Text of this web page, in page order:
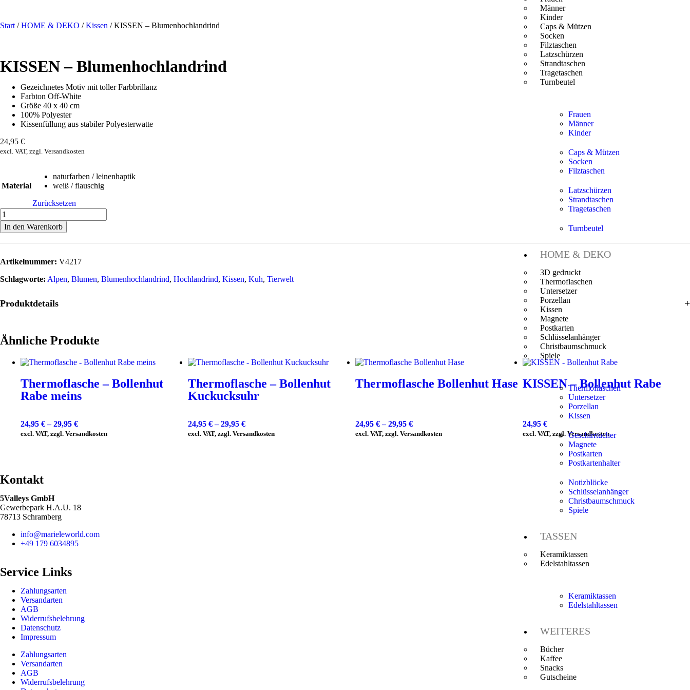
Männer
Kinder
Caps & Mützen
Socken
Filztaschen
Latzschürzen
Strandtaschen
Tragetaschen
Turnbeutel
Frauen
Männer
Kinder
Caps & Mützen
Socken
Filztaschen
Latzschürzen
Strandtaschen
Tragetaschen
Turnbeutel
HOME & DEKO
3D gedruckt
Thermoflaschen
Untersetzer
Porzellan
Kissen
Magnete
Postkarten
Schlüsselanhänger
Christbaumschmuck
Spiele
Thermoflaschen
Untersetzer
Porzellan
Kissen
Geschirrtücher
Magnete
Postkarten
Postkartenhalter
Notizblöcke
Schlüsselanhänger
Christbaumschmuck
Spiele
TASSEN
Keramiktassen
Edelstahltassen
Keramiktassen
Edelstahltassen
WEITERES
Bücher
Kaffee
Snacks
Gutscheine
Start /HOME & DEKO /Kissen / KISSEN – Blumenhochlandrind
KISSEN – Blumenhochlandrind
Gezeichnetes Motiv mit toller Farbbrillanz
Farbton Off-White
Größe 40 x 40 cm
100% Polyester
Kissenfüllung aus stabiler Polyesterwatte
24,95 €
excl. VAT, zzgl. Versandkosten
Material
naturfarben / leinenhaptik
weiß / flauschig
Zurücksetzen
In den Warenkorb
Artikelnummer: V4217
Schlagworte: Alpen, Blumen, Blumenhochlandrind, Hochlandrind, Kissen, Kuh, Tierwelt
Produktdetails
Ähnliche Produkte
Thermoflasche – Bollenhut
Rabe meins
24,95 €–29,95 €
excl. VAT, zzgl. Versandkosten
Thermoflasche – Bollenhut
Kuckucksuhr
24,95 €–29,95 €
excl. VAT, zzgl. Versandkosten
Thermoflasche Bollenhut Hase
24,95 €–29,95 €
excl. VAT, zzgl. Versandkosten
KISSEN – Bollenhut Rabe
24,95 €
excl. VAT, zzgl. Versandkosten
Kontakt
5Valleys GmbH
Gewerbepark H.A.U. 18
78713 Schramberg
info@marieleworld.com
+49 179 6034895
Service Links
Zahlungsarten
Versandarten
AGB
Widerrufsbelehrung
Datenschutz
Impressum
Zahlungsarten
Versandarten
AGB
Widerrufsbelehrung